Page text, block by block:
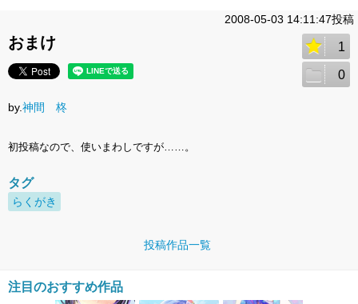
2008-05-03 14:11:47投稿
おまけ 1
0
by.神間 柊
初投稿なので、使いまわしですが……。
タグ
らくがき
投稿作品一覧
注目のおすすめ作品